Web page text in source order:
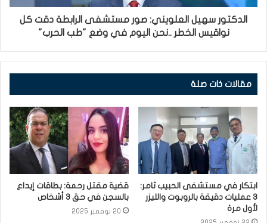
الدكتور سهيل العلويني: صور مستشفى الرابطة دقت كل
نواقيس الخطر ..نحن اليوم في وضع "طب الحرب"
مقالات ذات صلة
ابتكار في مستشفى الحبيب ثامر:
3 عمليات دقيقة بالروبوت والليزر
لأول مرة
قضية مقتل رحمة: بطاقات إيداع
بالسجن في حق 3 أشخاص
20 نوفمبر 2025